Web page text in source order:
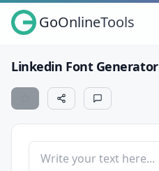
GoOnlineTools
Linkedin Font Generator